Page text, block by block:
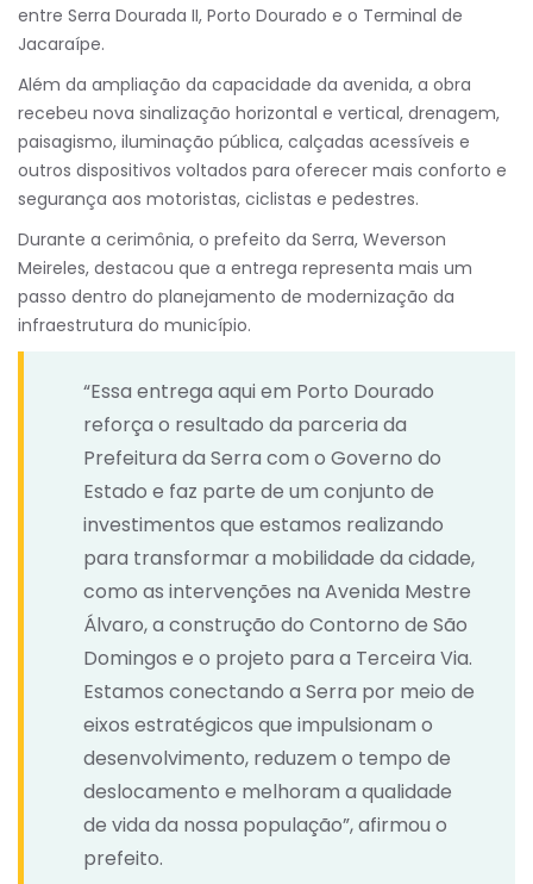
entre Serra Dourada II, Porto Dourado e o Terminal de
Jacaraípe.
Além da ampliação da capacidade da avenida, a obra
recebeu nova sinalização horizontal e vertical, drenagem,
paisagismo, iluminação pública, calçadas acessíveis e
outros dispositivos voltados para oferecer mais conforto e
segurança aos motoristas, ciclistas e pedestres.
Durante a cerimônia, o prefeito da Serra, Weverson
Meireles, destacou que a entrega representa mais um
passo dentro do planejamento de modernização da
infraestrutura do município.
“Essa entrega aqui em Porto Dourado
reforça o resultado da parceria da
Prefeitura da Serra com o Governo do
Estado e faz parte de um conjunto de
investimentos que estamos realizando
para transformar a mobilidade da cidade,
como as intervenções na Avenida Mestre
Álvaro, a construção do Contorno de São
Domingos e o projeto para a Terceira Via.
Estamos conectando a Serra por meio de
eixos estratégicos que impulsionam o
desenvolvimento, reduzem o tempo de
deslocamento e melhoram a qualidade
de vida da nossa população”, afirmou o
prefeito.